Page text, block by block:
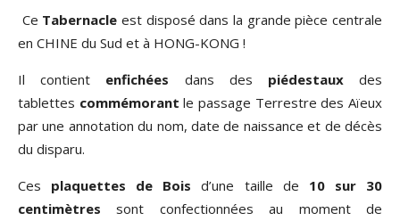
Ce Tabernacle est disposé dans la grande pièce centrale
en CHINE du Sud et à HONG-KONG !
Il contient enfichées dans des piédestauxdes
tablettes commémorant le passage Terrestre des Aïeux
par une annotation du nom, date de naissance et de décès
du disparu.
Ces plaquettes de Bois d’une taille de 10 sur 30
centimètres sont confectionnées au moment de